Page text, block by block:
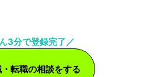
3分で登録完了／
転職の相談をする